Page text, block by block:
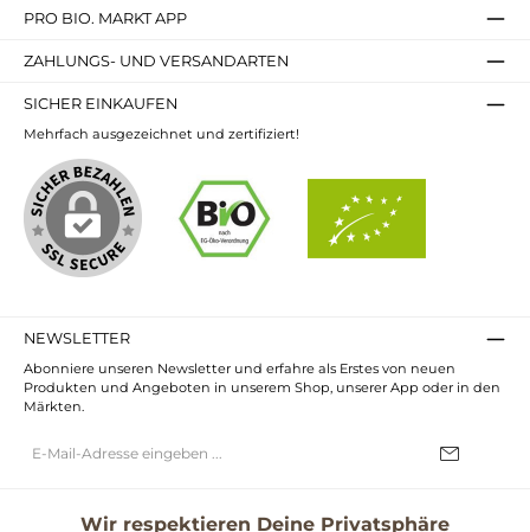
PRO BIO. MARKT APP
ZAHLUNGS- UND VERSANDARTEN
SICHER EINKAUFEN
Mehrfach ausgezeichnet und zertifiziert!
NEWSLETTER
Abonniere unseren Newsletter und erfahre als Erstes von neuen
Produkten und Angeboten in unserem Shop, unserer App oder in den
Märkten.
Mail-
Wir respektieren Deine Privatsphäre